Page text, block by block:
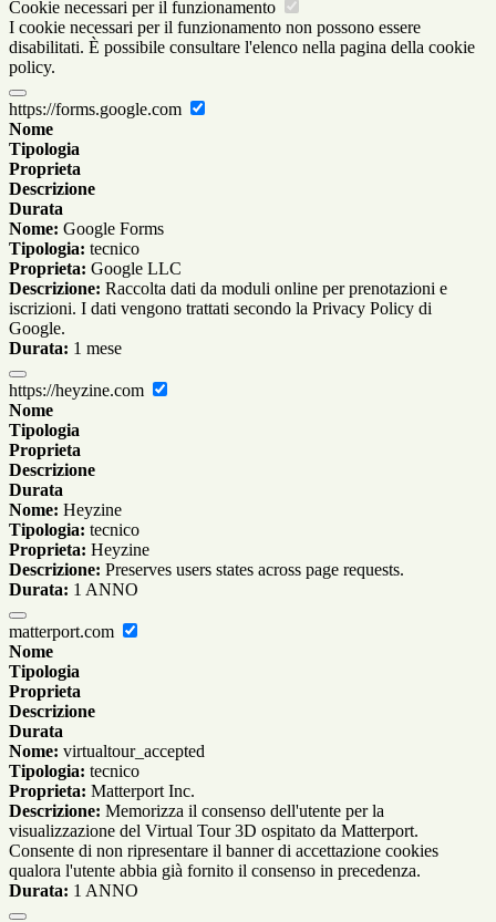
Cookie necessari per il funzionamento
I cookie necessari per il funzionamento non possono essere
disabilitati. È possibile consultare l'elenco nella pagina della cookie
policy.
https://forms.google.com
Nome
Tipologia
Proprieta
Descrizione
Durata
Nome: Google Forms
Tipologia: tecnico
Proprieta: Google LLC
Descrizione: Raccolta dati da moduli online per prenotazioni e
iscrizioni. I dati vengono trattati secondo la Privacy Policy di
Google.
Durata: 1 mese
https://heyzine.com
Nome
Tipologia
Proprieta
Descrizione
Durata
Nome: Heyzine
Tipologia: tecnico
Proprieta: Heyzine
Descrizione: Preserves users states across page requests.
Durata: 1 ANNO
matterport.com
Nome
Tipologia
Proprieta
Descrizione
Durata
Nome: virtualtour_accepted
Tipologia: tecnico
Proprieta: Matterport Inc.
Descrizione: Memorizza il consenso dell'utente per la
visualizzazione del Virtual Tour 3D ospitato da Matterport.
Consente di non ripresentare il banner di accettazione cookies
qualora l'utente abbia già fornito il consenso in precedenza.
Durata: 1 ANNO